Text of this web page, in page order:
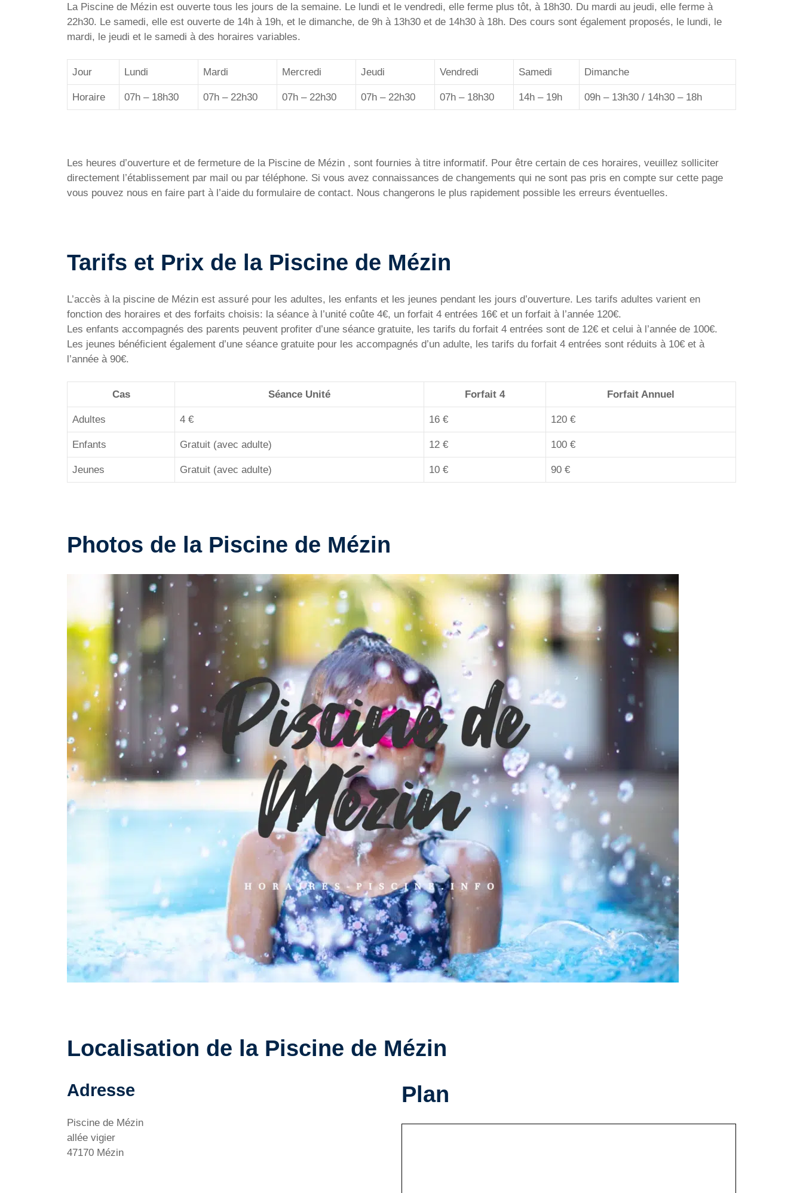
La Piscine de Mézin est ouverte tous les jours de la semaine. Le lundi et le vendredi, elle ferme plus tôt, à 18h30. Du mardi au jeudi, elle ferme à
22h30. Le samedi, elle est ouverte de 14h à 19h, et le dimanche, de 9h à 13h30 et de 14h30 à 18h. Des cours sont également proposés, le lundi, le
mardi, le jeudi et le samedi à des horaires variables.
Jour Lundi Mardi Mercredi Jeudi Vendredi Samedi Dimanche
Horaire 07h – 18h30 07h – 22h30 07h – 22h30 07h – 22h30 07h – 18h30 14h – 19h 09h – 13h30 / 14h30 – 18h
Les heures d’ouverture et de fermeture de la Piscine de Mézin , sont fournies à titre informatif. Pour être certain de ces horaires, veuillez solliciter
directement l’établissement par mail ou par téléphone. Si vous avez connaissances de changements qui ne sont pas pris en compte sur cette page
vous pouvez nous en faire part à l’aide du formulaire de contact. Nous changerons le plus rapidement possible les erreurs éventuelles.
Tarifs et Prix de la Piscine de Mézin
L’accès à la piscine de Mézin est assuré pour les adultes, les enfants et les jeunes pendant les jours d’ouverture. Les tarifs adultes varient en
fonction des horaires et des forfaits choisis: la séance à l’unité coûte 4€, un forfait 4 entrées 16€ et un forfait à l’année 120€.
Les enfants accompagnés des parents peuvent profiter d’une séance gratuite, les tarifs du forfait 4 entrées sont de 12€ et celui à l’année de 100€.
Les jeunes bénéficient également d’une séance gratuite pour les accompagnés d’un adulte, les tarifs du forfait 4 entrées sont réduits à 10€ et à
l’année à 90€.
Cas Séance Unité Forfait 4 Forfait Annuel
Adultes 4 € 16 € 120 €
Enfants Gratuit (avec adulte) 12 € 100 €
Jeunes Gratuit (avec adulte) 10 € 90 €
Photos de la Piscine de Mézin
Localisation de la Piscine de Mézin
Adresse
Piscine de Mézin
allée vigier
47170 Mézin
Plan